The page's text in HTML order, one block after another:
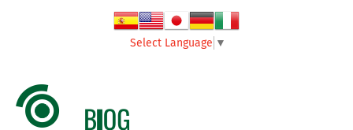
Select Language ▼